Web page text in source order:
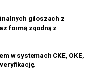
giloszach z
formą zgodną z
w systemach CKE, OKE,